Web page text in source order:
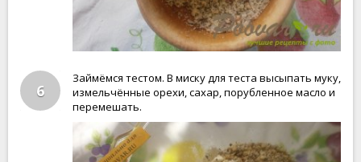
6
Займёмся тестом. В миску для теста высыпать муку,
измельчённые орехи, сахар, порубленное масло и
перемешать.